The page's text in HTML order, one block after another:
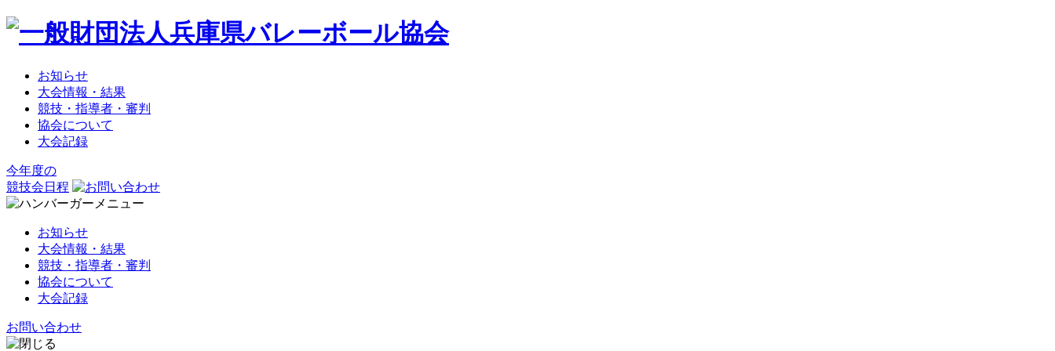
お知らせ
大会情報・結果
競技・指導者・審判
協会について
大会記録
今年度の
競技会日程
お知らせ
大会情報・結果
競技・指導者・審判
協会について
大会記録
お問い合わせ